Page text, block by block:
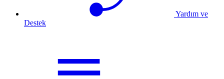
Yardım ve
Destek